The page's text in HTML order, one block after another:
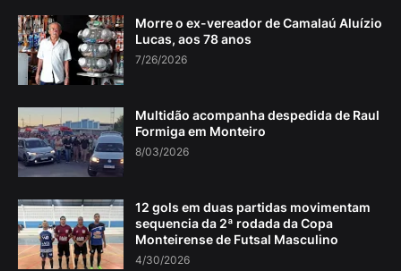
Morre o ex-vereador de Camalaú Aluízio
Lucas, aos 78 anos
7/26/2026
Multidão acompanha despedida de Raul
Formiga em Monteiro
8/03/2026
12 gols em duas partidas movimentam
sequencia da 2ª rodada da Copa
Monteirense de Futsal Masculino
4/30/2026